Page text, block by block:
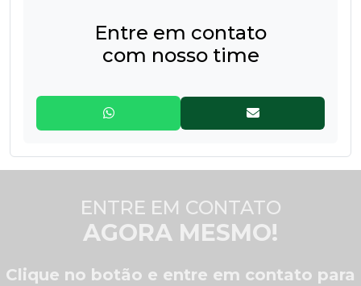
Entre em contato
com nosso time
ENTRE EM CONTATO
AGORA MESMO!
Clique no botão e entre em contato para